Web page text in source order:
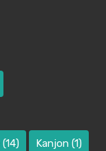
(14) Kanjon (1)